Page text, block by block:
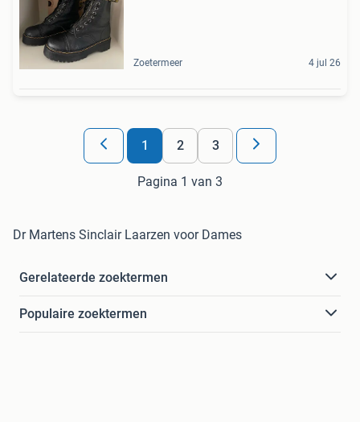
Zoetermeer 4 jul 26
1 2 3
Pagina 1 van 3
Dr Martens Sinclair Laarzen voor Dames
Gerelateerde zoektermen
Populaire zoektermen